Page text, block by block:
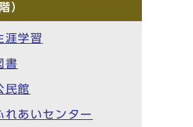
）
涯学習
書
民館
れあいセンター